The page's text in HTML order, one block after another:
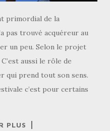
primordial de la
pas trouvé acquéreur au
un peu. Selon le projet
aussi le rôle de
qui prend tout son sens.
c’est pour certains
PLUS